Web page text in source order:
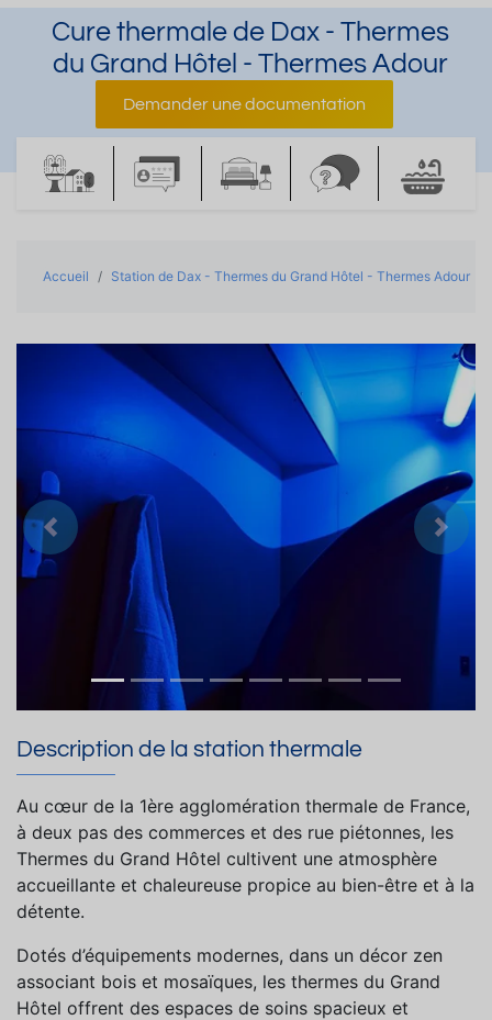
Cure thermale de Dax - Thermes
du Grand Hôtel - Thermes Adour
Demander une documentation
Accueil Station de Dax - Thermes du Grand Hôtel - Thermes Adour
Précedent
Description de la station thermale
Au cœur de la 1ère agglomération thermale de France,
à deux pas des commerces et des rue piétonnes, les
Thermes du Grand Hôtel cultivent une atmosphère
accueillante et chaleureuse propice au bien-être et à la
détente.
Dotés d’équipements modernes, dans un décor zen
associant bois et mosaïques, les thermes du Grand
Hôtel offrent des espaces de soins spacieux et